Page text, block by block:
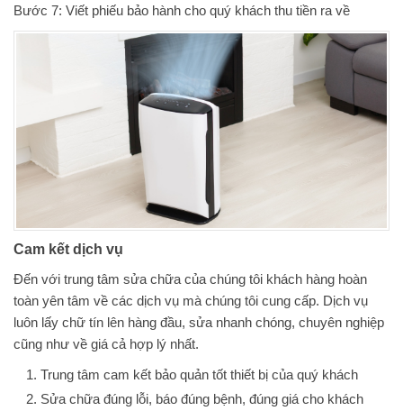
Bước 7: Viết phiếu bảo hành cho quý khách thu tiền ra về
Cam kết dịch vụ
Đến với trung tâm sửa chữa của chúng tôi khách hàng hoàn
toàn yên tâm về các dịch vụ mà chúng tôi cung cấp. Dịch vụ
luôn lấy chữ tín lên hàng đầu, sửa nhanh chóng, chuyên nghiệp
cũng như về giá cả hợp lý nhất.
Trung tâm cam kết bảo quản tốt thiết bị của quý khách
Sửa chữa đúng lỗi, báo đúng bệnh, đúng giá cho khách